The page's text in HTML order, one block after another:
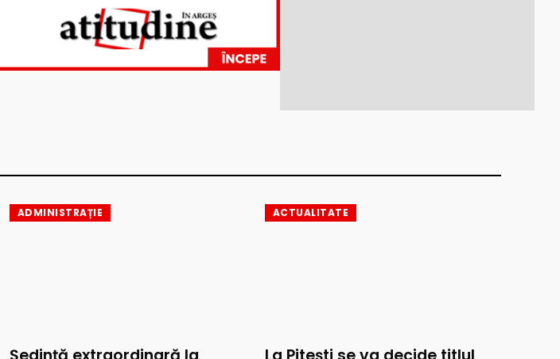
ADMINISTRAȚIE ACTUALITATE